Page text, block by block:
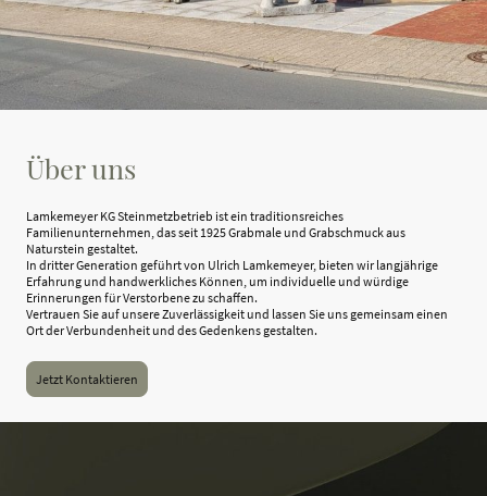
Über uns
Lamkemeyer KG Steinmetzbetrieb ist ein traditionsreiches
Familienunternehmen, das seit 1925 Grabmale und Grabschmuck aus
Naturstein gestaltet.
In dritter Generation geführt von Ulrich Lamkemeyer, bieten wir langjährige
Erfahrung und handwerkliches Können, um individuelle und würdige
Erinnerungen für Verstorbene zu schaffen.
Vertrauen Sie auf unsere Zuverlässigkeit und lassen Sie uns gemeinsam einen
Ort der Verbundenheit und des Gedenkens gestalten.
Jetzt Kontaktieren